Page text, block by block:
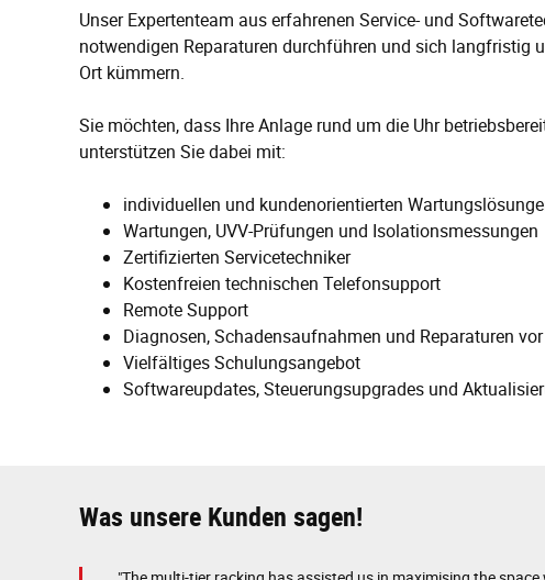
Unser Expertenteam aus erfahrenen Service- und
notwendigen Reparaturen durchführen und sich langfristig
Ort kümmern.
Sie möchten, dass Ihre Anlage rund um die Uhr
unterstützen Sie dabei mit:
individuellen und kundenorientierten
Wartungen, UVV-Prüfungen und Isolationsmessungen
Zertifizierten Servicetechniker
Kostenfreien technischen Telefonsupport
Remote Support
Diagnosen, Schadensaufnahmen und Reparaturen
Vielfältiges Schulungsangebot
Softwareupdates, Steuerungsupgrades und
Was unsere Kunden sagen!